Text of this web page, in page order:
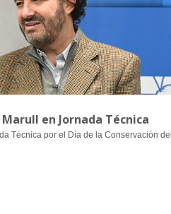
en Jornada Técnica
Técnica por el Día de la Conservación del